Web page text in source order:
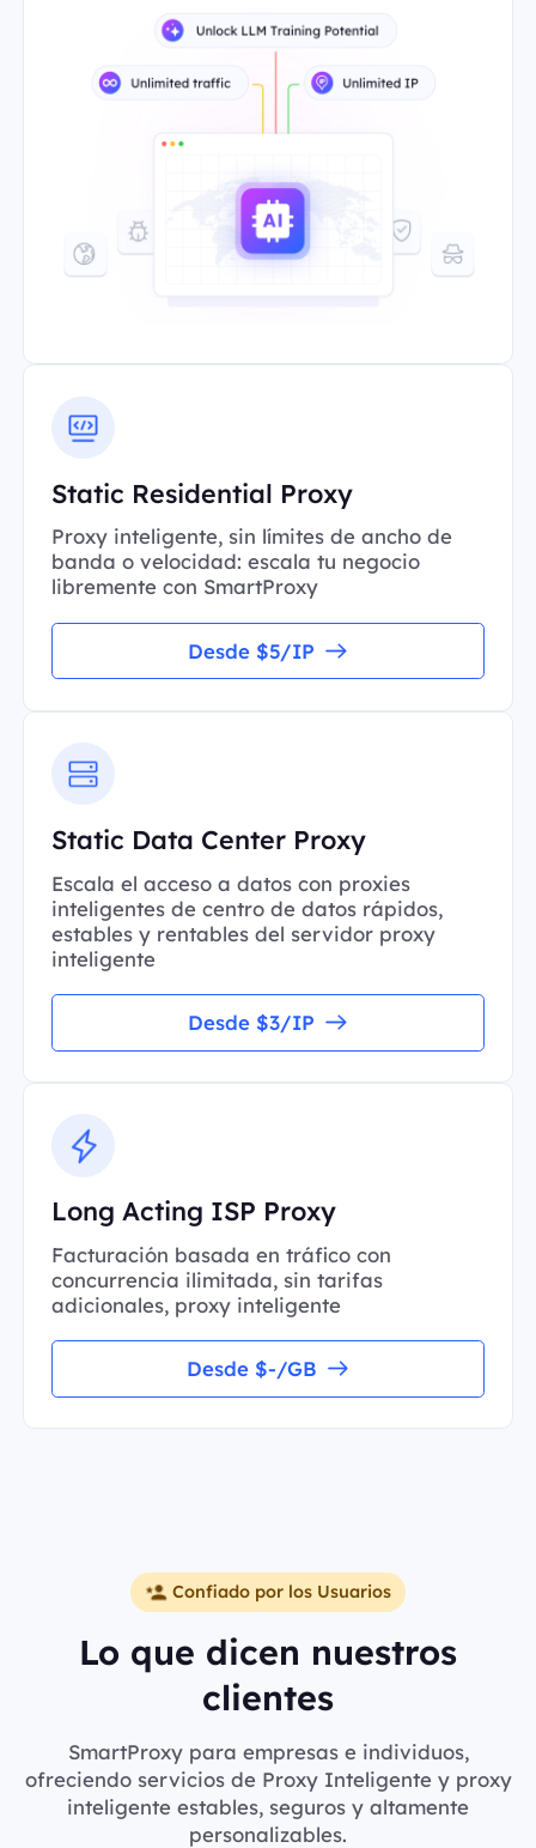
Static Residential Proxy
Proxy inteligente, sin límites de ancho de
banda o velocidad: escala tu negocio
libremente con SmartProxy
Desde $5/IP
Static Data Center Proxy
Escala el acceso a datos con proxies
inteligentes de centro de datos rápidos,
estables y rentables del servidor proxy
inteligente
Desde $3/IP
Long Acting ISP Proxy
Facturación basada en tráfico con
concurrencia ilimitada, sin tarifas
adicionales, proxy inteligente
Desde $-/GB
Confiado por los Usuarios
Lo que dicen nuestros
clientes
SmartProxy para empresas e individuos,
ofreciendo servicios de Proxy Inteligente y proxy
inteligente estables, seguros y altamente
personalizables.